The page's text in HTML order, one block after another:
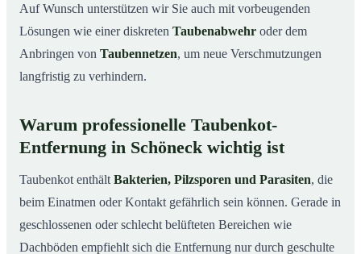
Auf Wunsch unterstützen wir Sie auch mit vorbeugenden
Lösungen wie einer diskreten Taubenabwehr oder dem
Anbringen von Taubennetzen, um neue Verschmutzungen
langfristig zu verhindern.
Warum professionelle Taubenkot-
Entfernung in Schöneck wichtig ist
Taubenkot enthält Bakterien, Pilzsporen und Parasiten, die
beim Einatmen oder Kontakt gefährlich sein können. Gerade in
geschlossenen oder schlecht belüfteten Bereichen wie
Dachböden empfiehlt sich die Entfernung nur durch geschulte